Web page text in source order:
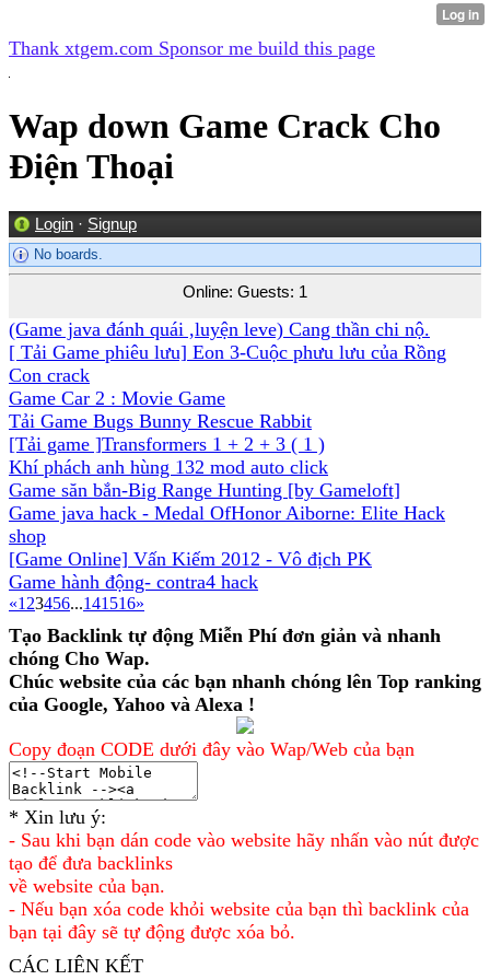
Thank xtgem.com Sponsor me build this page
Wap down Game Crack Cho
Điện Thoại
Login · Signup
No boards.
Online: Guests: 1
(Game java đánh quái ,luyện leve) Cang thần chi nộ.
[ Tải Game phiêu lưu] Eon 3-Cuộc phưu lưu của Rồng
Con crack
Game Car 2 : Movie Game
Tải Game Bugs Bunny Rescue Rabbit
[Tải game ]Transformers 1 + 2 + 3 ( 1 )
Khí phách anh hùng 132 mod auto click
Game săn bắn-Big Range Hunting [by Gameloft]
Game java hack - Medal OfHonor Aiborne: Elite Hack
shop
[Game Online] Vấn Kiếm 2012 - Vô địch PK
Game hành động- contra4 hack
«1 23456...141516»
Tạo Backlink tự động Miễn Phí đơn giản và nhanh
chóng Cho Wap.
Chúc website của các bạn nhanh chóng lên Top ranking
của Google, Yahoo và Alexa !
Copy đoạn CODE dưới đây vào Wap/Web của bạn
* Xin lưu ý:
- Sau khi bạn dán code vào website hãy nhấn vào nút được
tạo để đưa backlinks
về website của bạn.
- Nếu bạn xóa code khỏi website của bạn thì backlink của
bạn tại đây sẽ tự động được xóa bỏ.
CÁC LIÊN KẾT